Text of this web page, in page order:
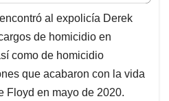
e
a
d
s
al expolicía Derek
de homicidio en
como de homicidio
que acabaron con la vida
Floyd en mayo de 2020.